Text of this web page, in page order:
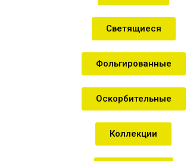
Светящиеся
Фольгированные
Оскорбительные
Коллекции